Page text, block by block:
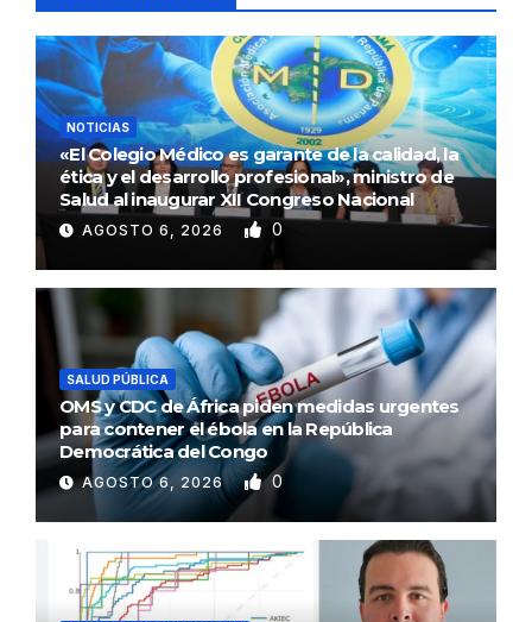
NOTICIAS
«El Colegio Médico es garante de la calidad, la
ética y el desarrollo profesional», ministro de
Salud al inaugurar XII Congreso Nacional
AGOSTO 6, 2026 0
SALUD PÚBLICA
OMS y CDC de África piden medidas urgentes
para contener el ébola en la República
Democrática del Congo
AGOSTO 6, 2026 0